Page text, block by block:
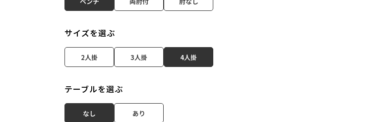
サイズを選ぶ
2人掛 3人掛 4人掛
テーブルを選ぶ
なし あり